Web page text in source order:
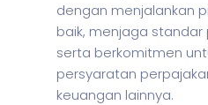
dengan menjalankan
baik, menjaga
serta berkomitmen
persyaratan
keuangan lainnya.